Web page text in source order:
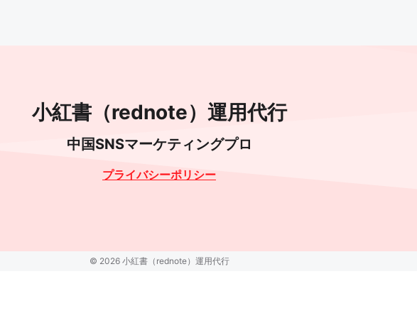
小紅書（rednote）運用代行
中国SNSマーケティングプロ
プライバシーポリシー
© 2026 小紅書（rednote）運用代行